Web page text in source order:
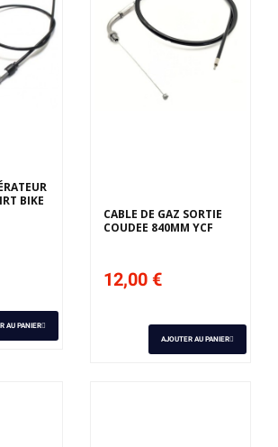
BIKE
AU PANIER
CABLE DE GAZ SORTIE
COUDEE 840MM YCF
12,00 €
AJOUTER AU PANIER